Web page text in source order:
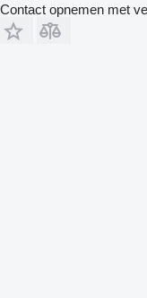
Contact opnemen met